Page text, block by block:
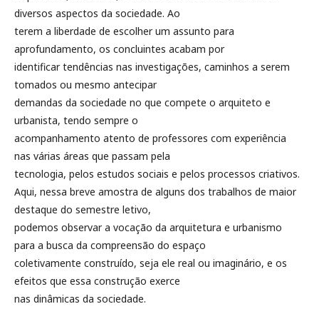
diversos aspectos da sociedade. Ao
terem a liberdade de escolher um assunto para
aprofundamento, os concluintes acabam por
identificar tendências nas investigações, caminhos a serem
tomados ou mesmo antecipar
demandas da sociedade no que compete o arquiteto e
urbanista, tendo sempre o
acompanhamento atento de professores com experiência
nas várias áreas que passam pela
tecnologia, pelos estudos sociais e pelos processos criativos.
Aqui, nessa breve amostra de alguns dos trabalhos de maior
destaque do semestre letivo,
podemos observar a vocação da arquitetura e urbanismo
para a busca da compreensão do espaço
coletivamente construído, seja ele real ou imaginário, e os
efeitos que essa construção exerce
nas dinâmicas da sociedade.